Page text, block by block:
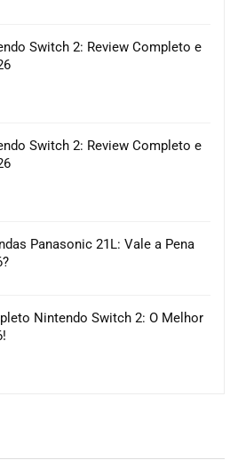
Switch 2: Review Completo e
Switch 2: Review Completo e
Panasonic 21L: Vale a Pena
Nintendo Switch 2: O Melhor